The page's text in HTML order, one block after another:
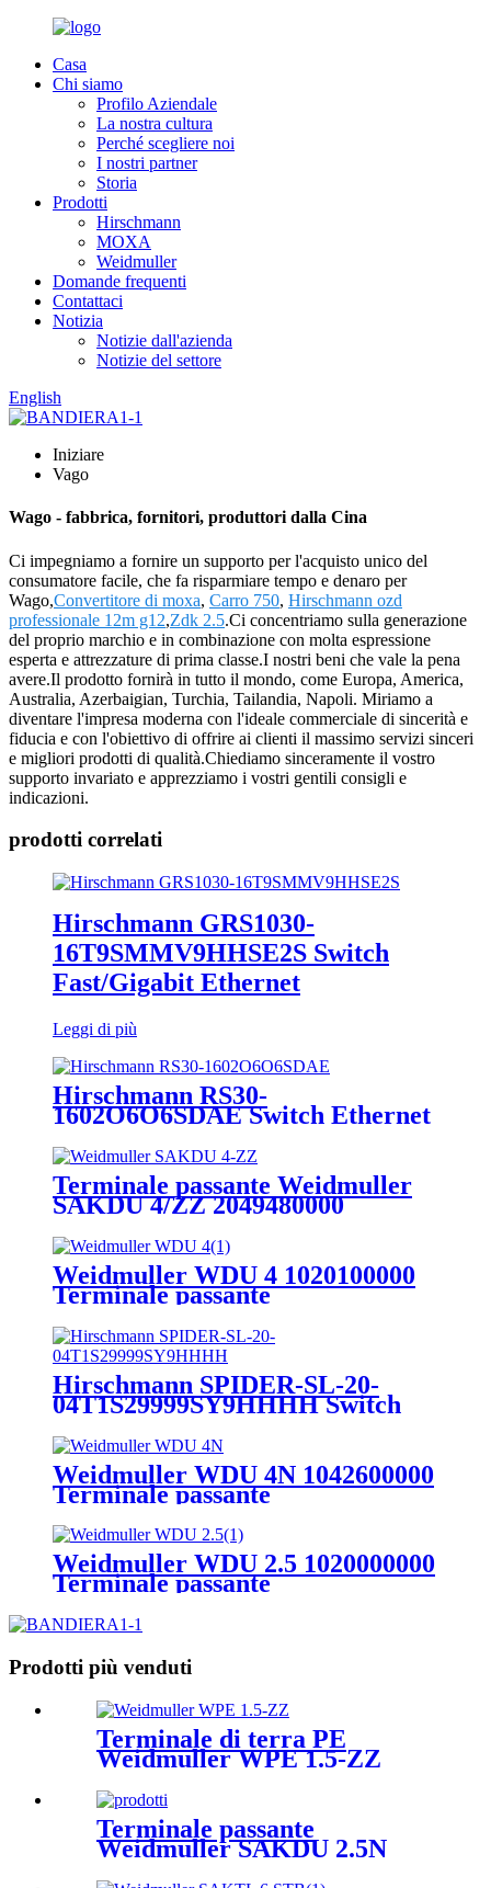
Casa
Chi siamo
Profilo Aziendale
La nostra cultura
Perché scegliere noi
I nostri partner
Storia
Prodotti
Hirschmann
MOXA
Weidmuller
Domande frequenti
Contattaci
Notizia
Notizie dall'azienda
Notizie del settore
English
Iniziare
Vago
Wago - fabbrica, fornitori, produttori dalla Cina
Ci impegniamo a fornire un supporto per l'acquisto unico del
consumatore facile, che fa risparmiare tempo e denaro per
Wago,Convertitore di moxa, Carro 750, Hirschmann ozd
professionale 12m g12,Zdk 2.5.Ci concentriamo sulla generazione
del proprio marchio e in combinazione con molta espressione
esperta e attrezzature di prima classe.I nostri beni che vale la pena
avere.Il prodotto fornirà in tutto il mondo, come Europa, America,
Australia, Azerbaigian, Turchia, Tailandia, Napoli. Miriamo a
diventare l'impresa moderna con l'ideale commerciale di sincerità e
fiducia e con l'obiettivo di offrire ai clienti il ​​massimo servizi sinceri
e migliori prodotti di qualità.Chiediamo sinceramente il vostro
supporto invariato e apprezziamo i vostri gentili consigli e
indicazioni.
prodotti correlati
Hirschmann GRS1030-
16T9SMMV9HHSE2S Switch
Fast/Gigabit Ethernet
Leggi di più
Hirschmann RS30-
1602O6O6SDAE Switch Ethernet
compatto
Terminale passante Weidmuller
SAKDU 4/ZZ 2049480000
Weidmuller WDU 4 1020100000
Terminale passante
Hirschmann SPIDER-SL-20-
04T1S29999SY9HHHH Switch
DIN non gestito
Weidmuller WDU 4N 1042600000
Terminale passante
Weidmuller WDU 2.5 1020000000
Terminale passante
Prodotti più venduti
Terminale di terra PE
Weidmuller WPE 1.5-ZZ
Terminale passante
Weidmuller SAKDU 2.5N